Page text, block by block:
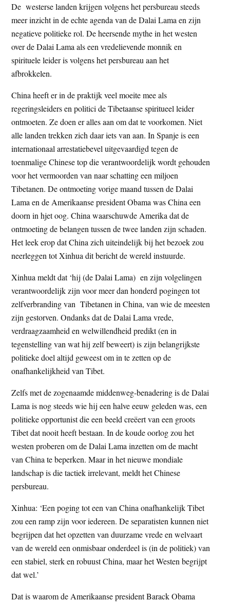
De westerse landen krijgen volgens het persbureau steeds
meer inzicht in de echte agenda van de Dalai Lama en zijn
negatieve politieke rol. De heersende mythe in het westen
over de Dalai Lama als een vredelievende monnik en
spirituele leider is volgens het persbureau aan het
afbrokkelen.
China heeft er in de praktijk veel moeite mee als
regeringsleiders en politici de Tibetaanse spiritueel leider
ontmoeten. Ze doen er alles aan om dat te voorkomen. Niet
alle landen trekken zich daar iets van aan. In Spanje is een
internationaal arrestatiebevel uitgevaardigd tegen de
toenmalige Chinese top die verantwoordelijk wordt gehouden
voor het vermoorden van naar schatting een miljoen
Tibetanen. De ontmoeting vorige maand tussen de Dalai
Lama en de Amerikaanse president Obama was China een
doorn in hjet oog. China waarschuwde Amerika dat de
ontmoeting de belangen tussen de twee landen zijn schaden.
Het leek erop dat China zich uiteindelijk bij het bezoek zou
neerleggen tot Xinhua dit bericht de wereld instuurde.
Xinhua meldt dat ‘hij (de Dalai Lama) en zijn volgelingen
verantwoordelijk zijn voor meer dan honderd pogingen tot
zelfverbranding van Tibetanen in China, van wie de meesten
zijn gestorven. Ondanks dat de Dalai Lama vrede,
verdraagzaamheid en welwillendheid predikt (en in
tegenstelling van wat hij zelf beweert) is zijn belangrijkste
politieke doel altijd geweest om in te zetten op de
onafhankelijkheid van Tibet.
Zelfs met de zogenaamde middenweg-benadering is de Dalai
Lama is nog steeds wie hij een halve eeuw geleden was, een
politieke opportunist die een beeld creëert van een groots
Tibet dat nooit heeft bestaan. In de koude oorlog zou het
westen proberen om de Dalai Lama inzetten om de macht
van China te beperken. Maar in het nieuwe mondiale
landschap is die tactiek irrelevant, meldt het Chinese
persbureau.
Xinhua: ‘Een poging tot een van China onafhankelijk Tibet
zou een ramp zijn voor iedereen. De separatisten kunnen niet
begrijpen dat het opzetten van duurzame vrede en welvaart
van de wereld een onmisbaar onderdeel is (in de politiek) van
een stabiel, sterk en robuust China, maar het Westen begrijpt
dat wel.’
Dat is waarom de Amerikaanse president Barack Obama